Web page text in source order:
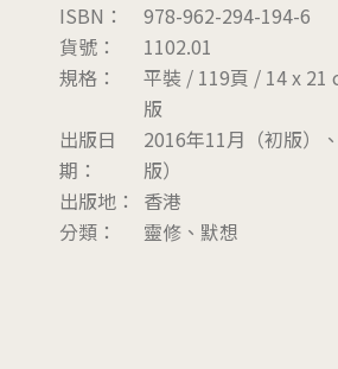
ISBN：
978-962-294-194-6
貨號：
1102.01
規格：
平裝 / 119頁 / 14 x 21
版
出版日
期：
2016年11月（初版）
版）
出版地：
香港
分類：
靈修、默想